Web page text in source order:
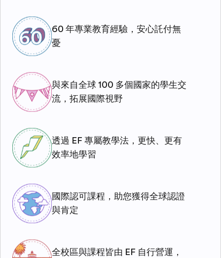
60 年專業教育經驗，安心託付無
憂
與來自全球 100 多個國家的學生交
流，拓展國際視野
透過 EF 專屬教學法，更快、更有
效率地學習
國際認可課程，助您獲得全球認證
與肯定
全校區與課程皆由 EF 自行營運，